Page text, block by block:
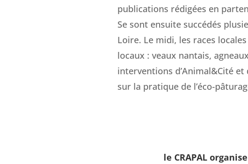
publications rédigées en
Se sont ensuite succédés
Loire. Le midi, les races
locaux : veaux nantais,
interventions d’Animal&Cité
sur la pratique de l’éco-
le CRAPAL